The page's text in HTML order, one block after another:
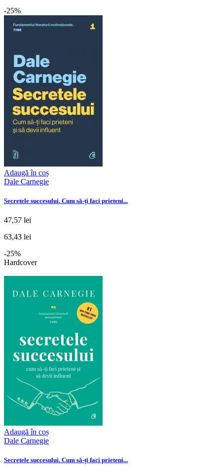
-25%
Adaugă în coș
Dale Carnegie
Secretele succesului. Cum să-ți faci prieteni...
47,57 lei
63,43 lei
-25%
Hardcover
Adaugă în coș
Dale Carnegie
Secretele succesului. Cum să-ți faci prieteni...